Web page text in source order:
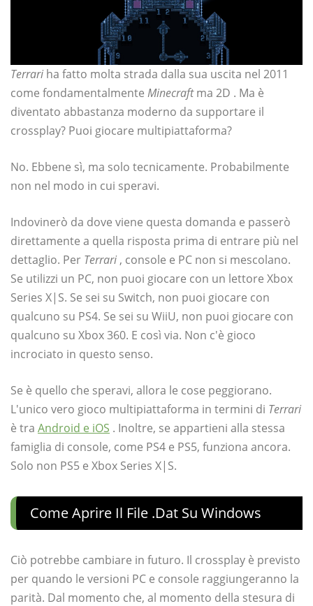
Terrari ha fatto molta strada dalla sua uscita nel 2011
come fondamentalmente Minecraftma 2D . Ma è
diventato abbastanza moderno da supportare il
crossplay? Puoi giocare multipiattaforma?
No. Ebbene sì, ma solo tecnicamente. Probabilmente
non nel modo in cui speravi.
Indovinerò da dove viene questa domanda e passerò
direttamente a quella risposta prima di entrare più nel
dettaglio. Per Terrari , console e PC non si mescolano.
Se utilizzi un PC, non puoi giocare con un lettore Xbox
Series X|S. Se sei su Switch, non puoi giocare con
qualcuno su PS4. Se sei su WiiU, non puoi giocare con
qualcuno su Xbox 360. E così via. Non c'è gioco
incrociato in questo senso.
Se è quello che speravi, allora le cose peggiorano.
L'unico vero gioco multipiattaforma in termini di Terrari
è tra Android e iOS . Inoltre, se appartieni alla stessa
famiglia di console, come PS4 e PS5, funziona ancora.
Solo non PS5 e Xbox Series X|S.
Come Aprire Il File .dat Su Windows
Ciò potrebbe cambiare in futuro. Il crossplay è previsto
per quando le versioni PC e console raggiungeranno la
parità. Dal momento che, al momento della stesura di